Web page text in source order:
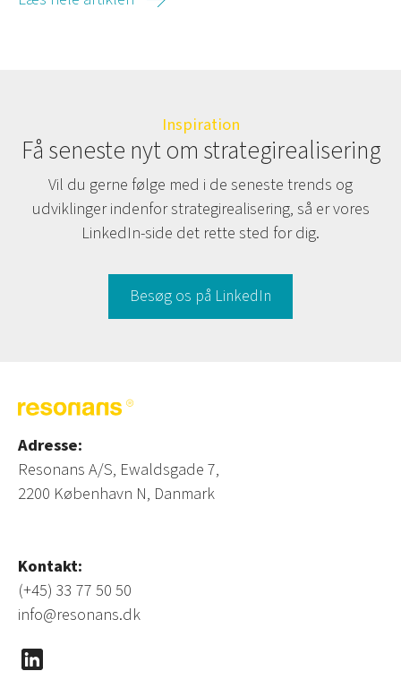
Inspiration
Få seneste nyt om strategirealisering
Vil du gerne følge med i de seneste trends og
udviklinger indenfor strategirealisering, så er vores
LinkedIn-side det rette sted for dig.
Besøg os på LinkedIn
Adresse:
Resonans A/S, Ewaldsgade 7,
2200 København N, Danmark
Kontakt:
(+45) 33 77 50 50
info@resonans.dk